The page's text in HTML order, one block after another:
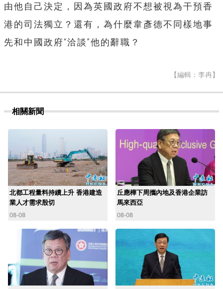
由他自己決定，因為英國政府不想被視為干預香
港的司法獨立？還有，為什麼韋彥德不同樣地事
先和中國政府“洽談”他的辭職？
【編輯：李冉】
相關新聞
北都工程量料持續上升 香港建造
業人才需求殷切
08-08
丘應樺下周攜內地及香港企業訪
馬來西亞
08-08